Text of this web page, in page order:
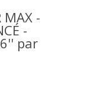
MAX -
-
par